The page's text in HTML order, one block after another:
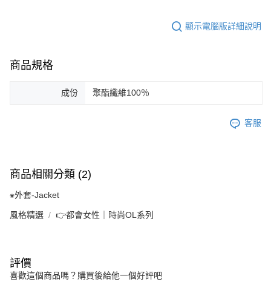
顯示電腦版詳細說明
商品規格
成份 聚酯纖維100％
客服
商品相關分類 (2)
⁕外套-Jacket
風格精選 👉都會女性｜時尚OL系列
評價
喜歡這個商品嗎？購買後給他一個好評吧